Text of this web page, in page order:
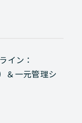
イン：
＆一元管理シ